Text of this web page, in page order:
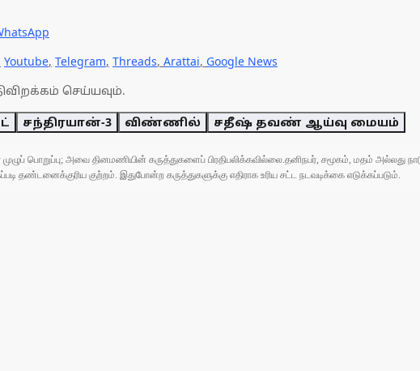
Youtube, Telegram, Threads, Arattai, Google News
செய்யவும்.
சந்திரயான்-3 விண்ணில் சதீஷ் தவண் ஆய்வு மையம்
பொறுப்பு; அவை தினமணியின் கருத்துகளைப் பிரதிபலிக்கவில்லை.தனிநபர், சமூகம், மதம் அல்லது
குற்றம். இதுபோன்ற கருத்துகளுக்கு எதிராக உரிய சட்ட நடவடிக்கை எடுக்கப்படும்.